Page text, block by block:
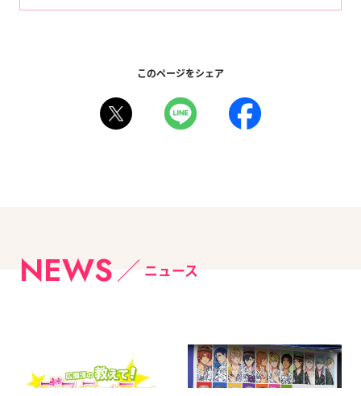
このページをシェア
NEWS ニュース